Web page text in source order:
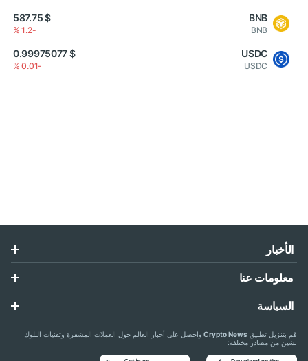
BNB
BNB
$ 587.75
-1.2 %
USDC
USDC
$ 0.99975077
-0.01 %
الأخبار
معلومات عنا
السياسة
قم بتنزيل تطبيق Crypto News واحصل على أخبار العالم حول العملات المشفرة وتقنيات البلوك
تشين من مصادر مختلفة: